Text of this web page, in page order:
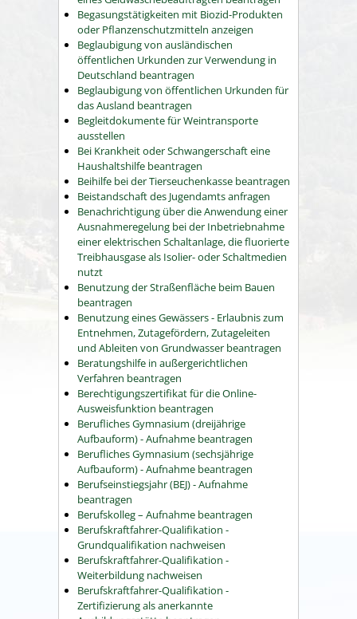
Begasungstätigkeiten mit Biozid-Produkten
oder Pflanzenschutzmitteln anzeigen
Beglaubigung von ausländischen
öffentlichen Urkunden zur Verwendung in
Deutschland beantragen
Beglaubigung von öffentlichen Urkunden für
das Ausland beantragen
Begleitdokumente für Weintransporte
ausstellen
Bei Krankheit oder Schwangerschaft eine
Haushaltshilfe beantragen
Beihilfe bei der Tierseuchenkasse beantragen
Beistandschaft des Jugendamts anfragen
Benachrichtigung über die Anwendung einer
Ausnahmeregelung bei der Inbetriebnahme
einer elektrischen Schaltanlage, die fluorierte
Treibhausgase als Isolier- oder Schaltmedien
nutzt
Benutzung der Straßenfläche beim Bauen
beantragen
Benutzung eines Gewässers - Erlaubnis zum
Entnehmen, Zutagefördern, Zutageleiten
und Ableiten von Grundwasser beantragen
Beratungshilfe in außergerichtlichen
Verfahren beantragen
Berechtigungszertifikat für die Online-
Ausweisfunktion beantragen
Berufliches Gymnasium (dreijährige
Aufbauform) - Aufnahme beantragen
Berufliches Gymnasium (sechsjährige
Aufbauform) - Aufnahme beantragen
Berufseinstiegsjahr (BEJ) - Aufnahme
beantragen
Berufskolleg – Aufnahme beantragen
Berufskraftfahrer-Qualifikation -
Grundqualifikation nachweisen
Berufskraftfahrer-Qualifikation -
Weiterbildung nachweisen
Berufskraftfahrer-Qualifikation -
Zertifizierung als anerkannte